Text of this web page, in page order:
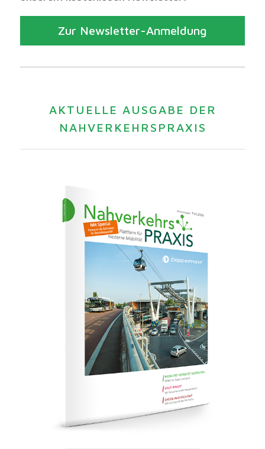
Zur Newsletter-Anmeldung
AKTUELLE AUSGABE DER
NAHVERKEHRSPRAXIS